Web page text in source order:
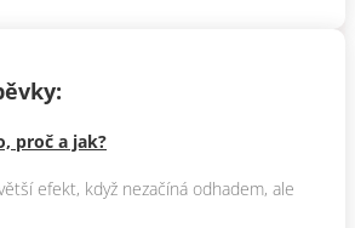
proč a jak?
efekt, když nezačíná odhadem, ale